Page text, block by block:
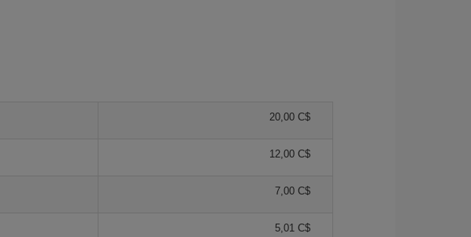
20,00 C$
12,00 C$
7,00 C$
5,01 C$